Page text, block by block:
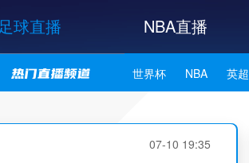
足球直播 NBA直播
世界杯 NBA 英超
NBA独行侠 NBA勇士
07-10 19:35